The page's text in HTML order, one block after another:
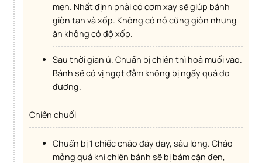
men. Nhất định phải có cơm xay sẽ giúp bánh
giòn tan và xốp. Không có nó cũng giòn nhưng
ăn không có độ xốp.
Sau thời gian ủ. Chuẩn bị chiên thì hoà muối vào.
Bánh sẽ có vị ngọt đằm không bị ngấy quá do
đường.
Chiên chuối
Chuẩn bị 1 chiếc chảo đáy dày, sâu lòng. Chảo
mỏng quá khi chiên bánh sẽ bị bám cặn đen,